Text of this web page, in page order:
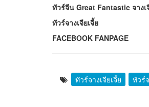
ทัวร์จีน Great Fantastic จาง
ทัวร์จางเจียเจี้ย
FACEBOOK FANPAGE
ทัวร์จางเจียเจี้ย ทัวร์